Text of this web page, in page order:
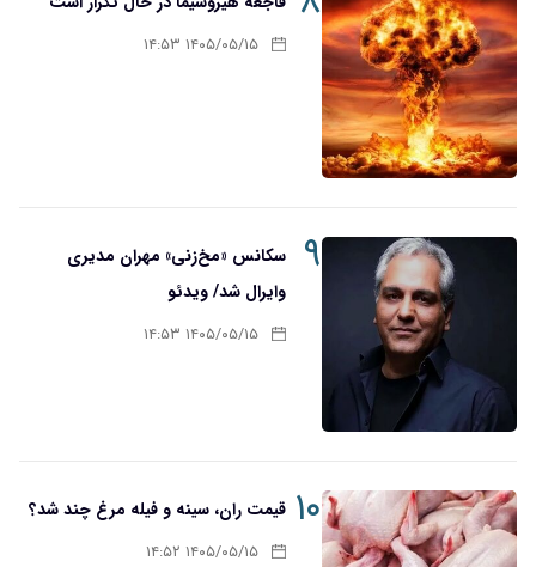
۱۴۰۵/۰۵/۱۵ ۱۴:۵۳
۹
سکانس «مخ‌زنی» مهران مدیری
وایرال شد/ ویدئو
۱۴۰۵/۰۵/۱۵ ۱۴:۵۳
۱۰ قیمت ران، سینه و فیله مرغ چند شد؟
۱۴۰۵/۰۵/۱۵ ۱۴:۵۲